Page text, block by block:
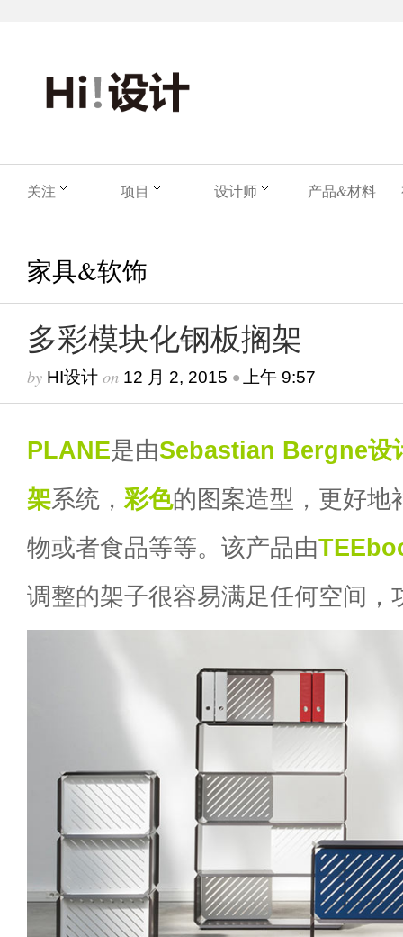
关注 项目 设计师 产品&材料
家具&软饰
多彩模块化钢板搁架
by HI设计 on 12 月 2, 2015 • 上午 9:57
PLANE是由Sebastian Bergne设
架系统， 彩色的图案造型，更好地
物或者食品等等。该产品由
调整的架子很容易满足任何空间，